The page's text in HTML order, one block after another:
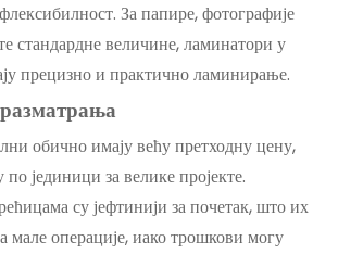
За папире, фотографије
стандардне величине, ламинатори у
прецизно и практично ламинирање.
обично имају већу претходну цену,
јединици за велике пројекте.
су јефтинији за почетак, што их
мале операције, иако трошкови могу